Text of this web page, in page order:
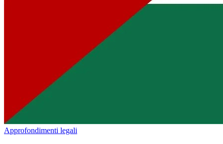
Approfondimenti legali